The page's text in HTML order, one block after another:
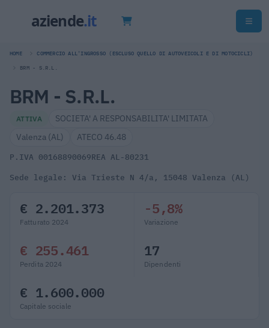
HOME COMMERCIO ALL'INGROSSO (ESCLUSO QUELLO DI AUTOVEICOLI E DI MOTOCICLI)
BRM - S.R.L.
BRM - S.R.L.
ATTIVA
SOCIETA' A RESPONSABILITA' LIMITATA
Valenza (AL)
ATECO 46.48
P.IVA 00168890069REA AL-80231
Sede legale: Via Trieste N 4/a, 15048 Valenza (AL)
€ 2.201.373
Fatturato 2024
-5,8%
Variazione
€ 255.461
Perdita 2024
17
Dipendenti
€ 1.600.000
Capitale sociale